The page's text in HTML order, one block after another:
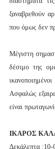
ξαναβρεθούν
που όμως δεν
Μέγιστη
δέσιμο της
Ασφαλώς
είναι
ΙΚΑΡΟΣ
Δεκάλεπτα